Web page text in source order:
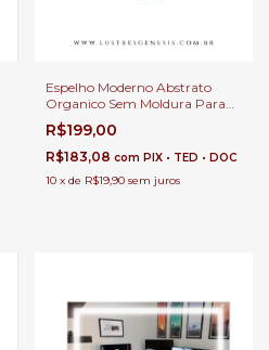
Espelho Moderno Abstrato
Organico Sem Moldura Para
Banheiro, Penteadeira, Salão de
Beleza e Lojas
R$199,00
R$183,08 com PIX • TED • DOC
10 x de R$19,90 sem juros